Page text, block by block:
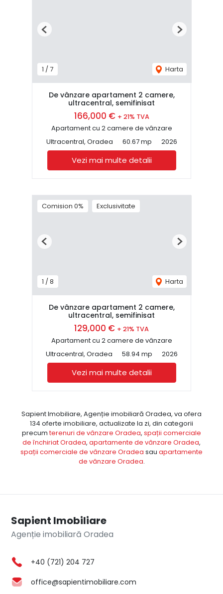
1 / 7 Harta
Previous Next
De vânzare apartament 2 camere,
ultracentral, semifinisat
166,000 € + 21% TVA
Apartament cu 2 camere de vânzare
Ultracentral, Oradea
60.67 mp 2026
Vezi mai multe detalii
Comision 0% Exclusivitate
1 /8 Harta
Previous Next
De vânzare apartament 2 camere,
ultracentral, semifinisat
129,000 € + 21% TVA
Apartament cu 2 camere de vânzare
Ultracentral, Oradea
58.94 mp 2026
Vezi mai multe detalii
Sapient Imobiliare, Agenție imobiliară Oradea, va ofera
134 oferte imobiliare, actualizate la zi, din categorii
precumterenuri de vânzare Oradea, spații comerciale
de închiriat Oradea, apartamente de vânzare Oradea,
spații comerciale de vânzare Oradea sau apartamente
de vânzare Oradea.
Sapient Imobiliare
Agenție imobiliară Oradea
+40 (721) 204 727
office@sapientimobiliare.com